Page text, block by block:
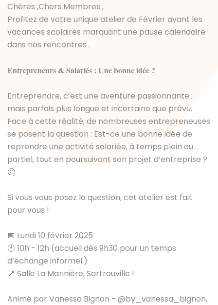
Chères ,Chers Membres ,
Profitez de votre unique atelier de Février avant les
vacances scolaires marquant une pause calendaire
dans nos rencontres .
Entrepreneurs & Salariés : Une bonne idée ?
Entreprendre, c’est une aventure passionnante…
mais parfois plus longue et incertaine que prévu.
Face à cette réalité, de nombreuses entrepreneuses
se posent la question : Est-ce une bonne idée de
reprendre une activité salariée, à temps plein ou
partiel, tout en poursuivant son projet d’entreprise ?
🤔
Si vous vous posez la question, cet atelier est fait
pour vous !
📅 Lundi 10 février 2025
🕙 10h - 12h (accueil dès 9h30 pour un temps
d’échange informel.)
📍 Salle La Marinière, Sartrouville !
Animé par Vanessa Bignon - @by_vanessa_bignon,